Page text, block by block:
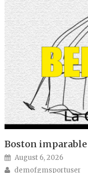
Boston imparable
Posted on
August 6, 2026
Author
demofgmsportuser